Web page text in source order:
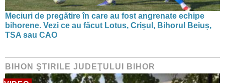
Meciuri de pregătire în care au fost angrenate echipe
bihorene. Vezi ce au făcut Lotus, Crișul, Bihorul Beiuș,
TSA sau CAO
BIHON ŞTIRILE JUDEŢULUI BIHOR